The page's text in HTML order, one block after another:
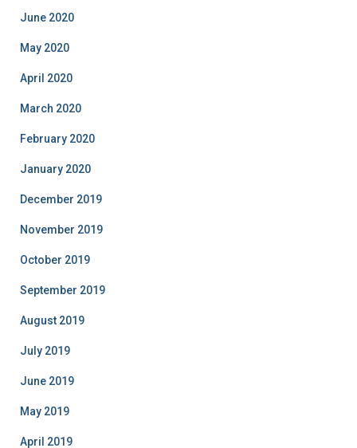
June 2020
May 2020
April 2020
March 2020
February 2020
January 2020
December 2019
November 2019
October 2019
September 2019
August 2019
July 2019
June 2019
May 2019
April 2019